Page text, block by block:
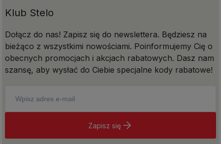
Klub Stelo
Dołącz do nas! Zapisz się do newslettera. Będziesz na
bieżąco z wszystkimi nowościami. Poinformujemy Cię o
obecnych promocjach i akcjach rabatowych. Dasz nam
szansę, aby wysłać do Ciebie specjalne kody rabatowe!
Zapisz się